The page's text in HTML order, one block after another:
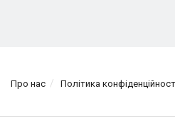
Про нас Політика